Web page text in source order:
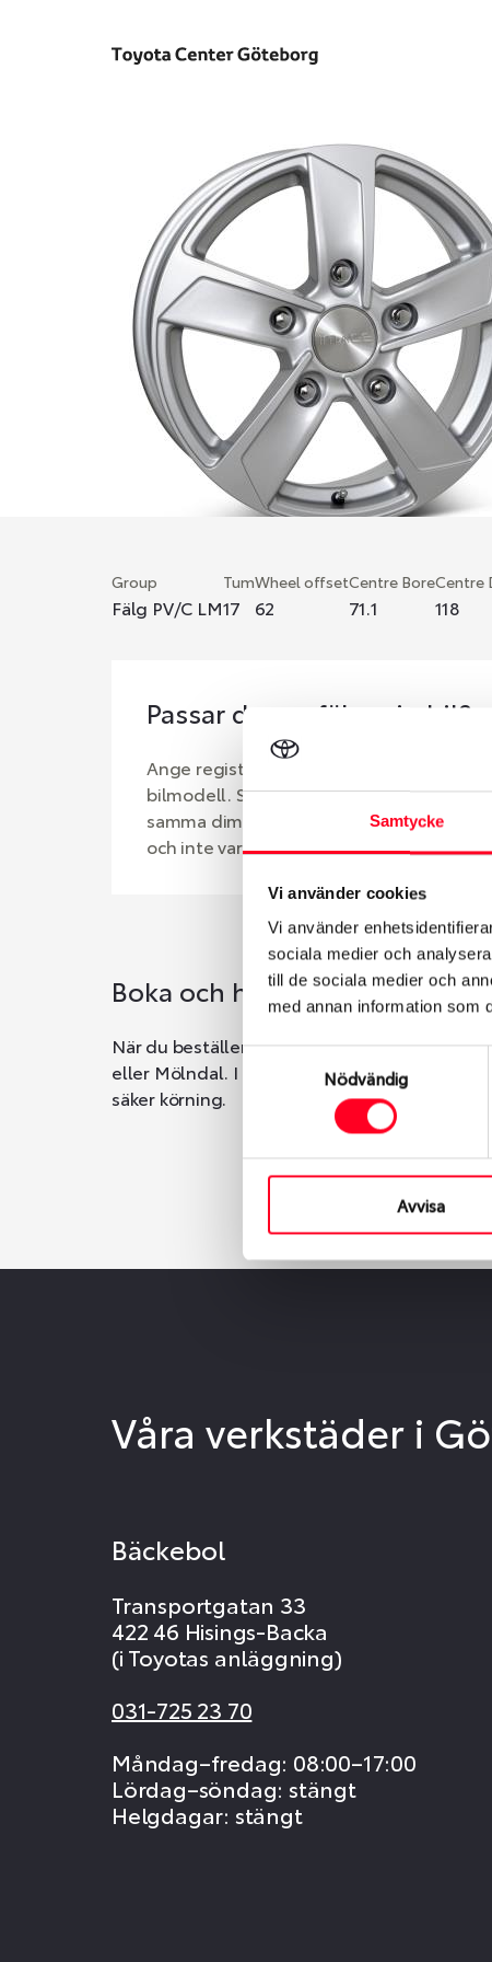
Samtycke
Vi använder cookies
Vi använder
sociala medier och
till de sociala medier och
med annan information som
Samtyckesval
Nödvändig
Avvisa
Group
Fälg PV/C LM
Tum
17
Wheel offset
62
Centre Bore
71.1
Centre
118
Passar denna fälg min bil?
Ange registreringsnummer för att se om
bilmodell. Se till att kolla en extra gång
samma dimensioner. Ibland kan fälgen
och inte vara samma dimension som
Boka och hämta hos
När du beställer dina nya däck eller fälgar
eller Mölndal. I beställningen anger du
säker körning.
Våra verkstäder i
Bäckebol
Transportgatan 33
422 46 Hisings-Backa
(i Toyotas anläggning)
031-725 23 70
Måndag–fredag: 08:00–17:00
Lördag–söndag: stängt
Helgdagar: stängt